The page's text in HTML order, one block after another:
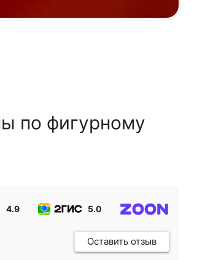
по фигурному
4.9 5.0
Оставить отзыв